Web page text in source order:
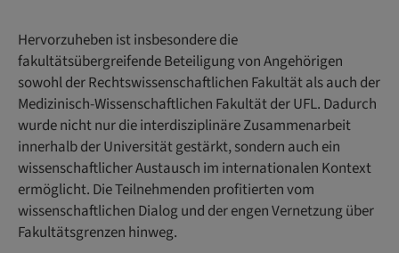
Hervorzuheben ist insbesondere die
fakultätsübergreifende Beteiligung von Angehörigen
sowohl der Rechtswissenschaftlichen Fakultät als auch der
Medizinisch-Wissenschaftlichen Fakultät der UFL. Dadurch
wurde nicht nur die interdisziplinäre Zusammenarbeit
innerhalb der Universität gestärkt, sondern auch ein
wissenschaftlicher Austausch im internationalen Kontext
ermöglicht. Die Teilnehmenden profitierten vom
wissenschaftlichen Dialog und der engen Vernetzung über
Fakultätsgrenzen hinweg.